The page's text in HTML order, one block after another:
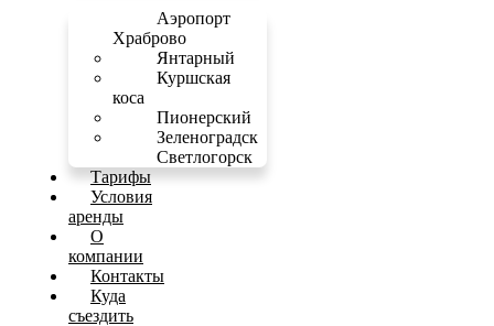
Аэропорт
Храброво
Янтарный
Куршская
коса
Пионерский
Зеленоградск
Светлогорск
Тарифы
Условия
аренды
О
компании
Контакты
Куда
съездить